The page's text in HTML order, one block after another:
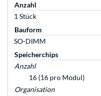
Anzahl
1 Stück
Bauform
SO-DIMM
Speicherchips
Anzahl
16 (16 pro Modul)
Organisation